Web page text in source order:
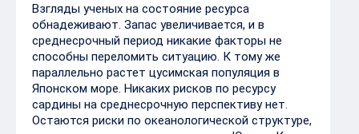
Взгляды ученых на состояние ресурса
обнадеживают. Запас увеличивается, и в
среднесрочный период никакие факторы не
способны переломить ситуацию. К тому же
параллельно растет цусимская популяция в
Японском море. Никаких рисков по ресурсу
сардины на среднесрочную перспективу нет.
Остаются риски по океанологической структуре,